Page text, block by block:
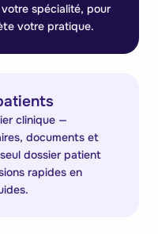
spécialité, pour
votre pratique.
clinique —
documents et
dossier patient
rapides en